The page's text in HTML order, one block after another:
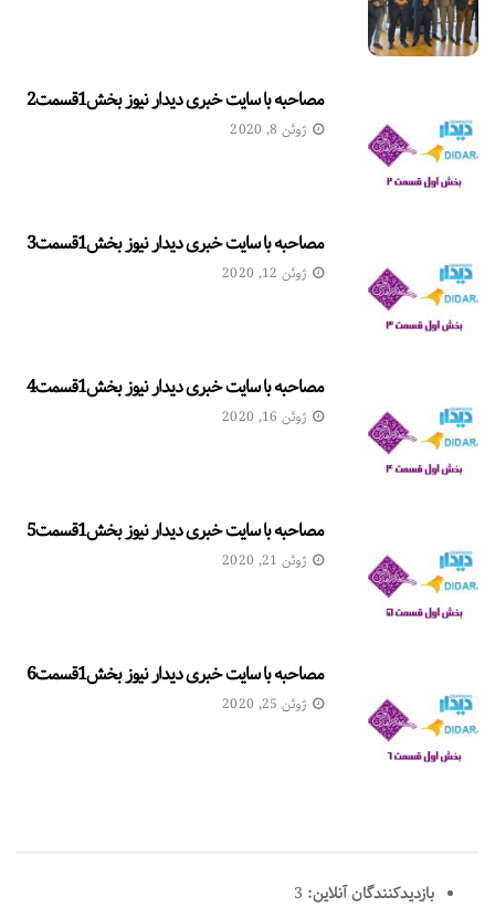
مصاحبه با سایت خبری دیدار نیوز بخش1قسمت2
ژوئن 8, 2020
مصاحبه با سایت خبری دیدار نیوز بخش1قسمت3
ژوئن 12, 2020
مصاحبه با سایت خبری دیدار نیوز بخش1قسمت4
ژوئن 16, 2020
مصاحبه با سایت خبری دیدار نیوز بخش1قسمت5
ژوئن 21, 2020
مصاحبه با سایت خبری دیدار نیوز بخش1قسمت6
ژوئن 25, 2020
بازدیدکنندگان آنلاین: 3